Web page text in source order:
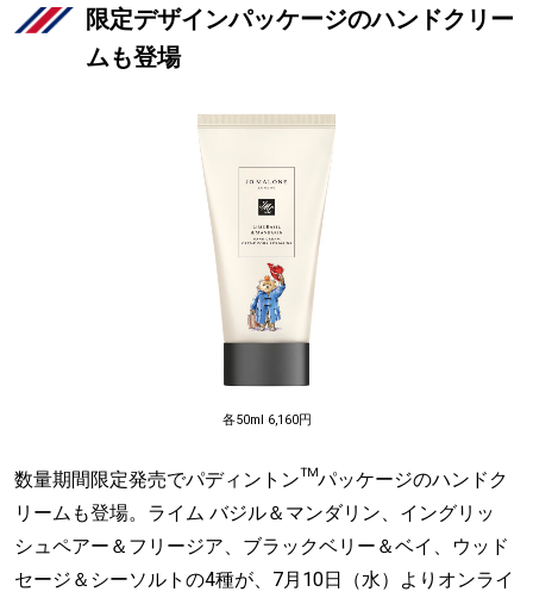
限定デザインパッケージのハンドクリー
ムも登場
各50ml 6,160円
数量期間限定発売でパディントン™パッケージのハンドク
リームも登場。ライム バジル＆マンダリン、イングリッ
シュペアー＆フリージア、ブラックベリー＆ベイ、ウッド
セージ＆シーソルトの4種が、7月10日（水）よりオンライ